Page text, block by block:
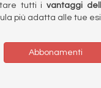
tutti ivantaggi
più adatta alle tue
Abbonamenti